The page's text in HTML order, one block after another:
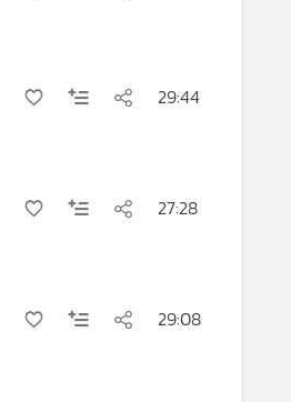
29:44
27:28
29:08